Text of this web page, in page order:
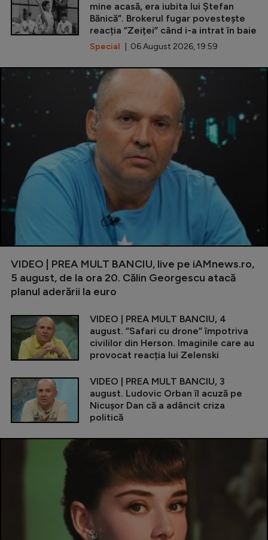
mine acasă, era iubita lui Ștefan
Bănică”. Brokerul fugar povestește
reacția ”Zeiței” când i-a intrat în baie
Special | 06 August 2026, 19:59
VIDEO | PREA MULT BANCIU, live pe iAMnews.ro,
5 august, de la ora 20. Călin Georgescu atacă
planul aderării la euro
VIDEO | PREA MULT BANCIU, 4
august. ”Safari cu drone” împotriva
civililor din Herson. Imaginile care au
provocat reacția lui Zelenski
VIDEO | PREA MULT BANCIU, 3
august. Ludovic Orban îl acuză pe
Nicușor Dan că a adâncit criza
politică